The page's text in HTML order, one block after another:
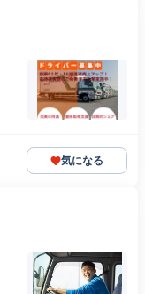
気になる